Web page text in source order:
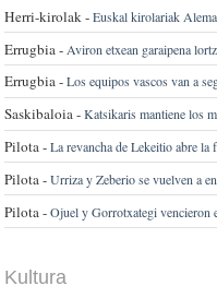
Herri-kirolak -Euskal kirolariak
Errugbia - Aviron etxean garaipena
Errugbia -Los equipos vascos van a
Saskibaloia -Katsikaris mantiene los
Pilota -La revancha de Lekeitio abre
Pilota -Urriza y Zeberio se vuelven a
Pilota -Ojuel y Gorrotxategi vencieron
Kultura